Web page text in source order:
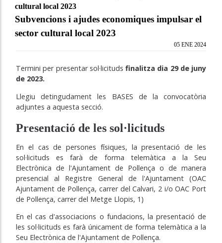
cultural local 2023
Subvencions i ajudes economiques impulsar el
sector cultural local 2023
05 ENE 2024
Termini per presentar sol·licituds finalitza dia 29 de juny
de 2023.
Llegiu detingudament les BASES de la convocatòria
adjuntes a aquesta secció.
Presentació de les sol·licituds
En el cas de persones físiques, la presentació de les
sol·licituds es farà de forma telemàtica a la Seu
Electrònica de l'Ajuntament de Pollença o de manera
presencial al Registre General de l'Ajuntament (OAC
Ajuntament de Pollença, carrer del Calvari, 2 i/o OAC Port
de Pollença, carrer del Metge Llopis, 1)
En el cas d'associacions o fundacions, la presentació de
les sol·licituds es farà únicament de forma telemàtica a la
Seu Electrònica de l'Ajuntament de Pollença.